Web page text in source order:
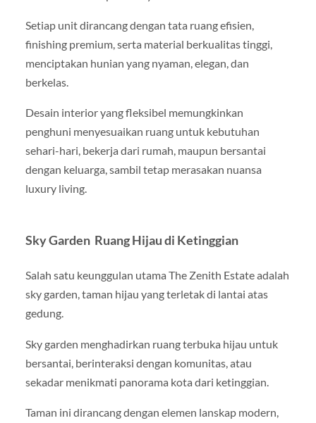
Setiap unit dirancang dengan tata ruang efisien,
finishing premium, serta material berkualitas tinggi,
menciptakan hunian yang nyaman, elegan, dan
berkelas.
Desain interior yang fleksibel memungkinkan
penghuni menyesuaikan ruang untuk kebutuhan
sehari-hari, bekerja dari rumah, maupun bersantai
dengan keluarga, sambil tetap merasakan nuansa
luxury living.
Sky Garden Ruang Hijau di Ketinggian
Salah satu keunggulan utama The Zenith Estate adalah
sky garden, taman hijau yang terletak di lantai atas
gedung.
Sky garden menghadirkan ruang terbuka hijau untuk
bersantai, berinteraksi dengan komunitas, atau
sekadar menikmati panorama kota dari ketinggian.
Taman ini dirancang dengan elemen lanskap modern,